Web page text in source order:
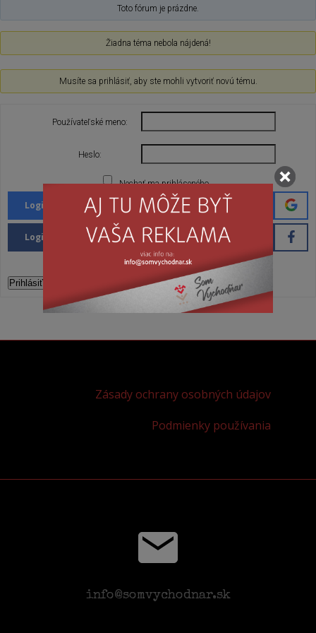
Toto fórum je prázdne.
Žiadna téma nebola nájdená!
Musíte sa prihlásiť, aby ste mohli vytvoriť novú tému.
Používateľské meno:
Heslo:
Nechať ma prihláseného
Login with Google
Login with Facebook
Prihlásiť sa
Zásady ochrany osobných údajov
Podmienky používania
info@somvychodnar.sk